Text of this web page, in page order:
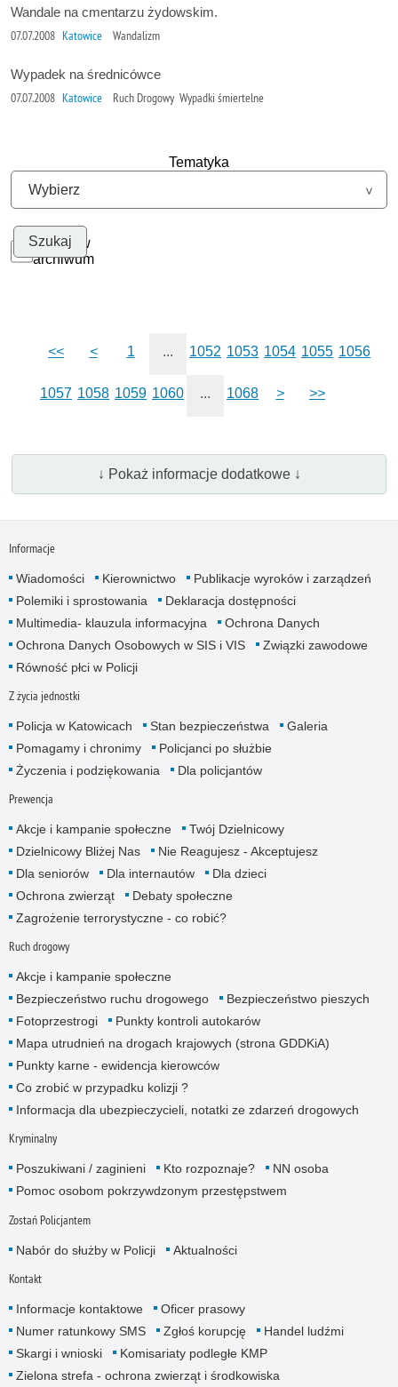
Wandale na cmentarzu żydowskim.
07.07.2008 Katowice Wandalizm
Wypadek na średnicówce
07.07.2008 Katowice Ruch Drogowy Wypadki śmiertelne
Tematyka
Szukaj w
archiwum
<< < 1 ... 1052 1053 1054 1055 1056
1057 1058 1059 1060 ... 1068 > >>
↓ Pokaż informacje dodatkowe ↓
Informacje
Wiadomości Kierownictwo
Publikacje wyroków i zarządzeń
Polemiki i sprostowania
Deklaracja dostępności
Multimedia- klauzula informacyjna
Ochrona Danych
Ochrona Danych Osobowych w SIS i VIS
Związki zawodowe
Równość płci w Policji
Z życia jednostki
Policja w Katowicach Stan bezpieczeństwa
Galeria
Pomagamy i chronimy
Policjanci po służbie
Życzenia i podziękowania
Dla policjantów
Prewencja
Akcje i kampanie społeczne
Twój Dzielnicowy
Dzielnicowy Bliżej Nas
Nie Reagujesz - Akceptujesz
Dla seniorów
Dla internautów
Dla dzieci
Ochrona zwierząt
Debaty społeczne
Zagrożenie terrorystyczne - co robić?
Ruch drogowy
Akcje i kampanie społeczne
Bezpieczeństwo ruchu drogowego
Bezpieczeństwo pieszych
Fotoprzestrogi
Punkty kontroli autokarów
Mapa utrudnień na drogach krajowych (strona GDDKiA)
Punkty karne - ewidencja kierowców
Co zrobić w przypadku kolizji ?
Informacja dla ubezpieczycieli, notatki ze zdarzeń drogowych
Kryminalny
Poszukiwani / zaginieni Kto rozpoznaje?
NN osoba
Pomoc osobom pokrzywdzonym przestępstwem
Zostań Policjantem
Nabór do służby w Policji Aktualności
Kontakt
Informacje kontaktowe
Oficer prasowy
Numer ratunkowy SMS
Zgłoś korupcję
Handel ludźmi
Skargi i wnioski
Komisariaty podległe KMP
Zielona strefa - ochrona zwierząt i środkowiska